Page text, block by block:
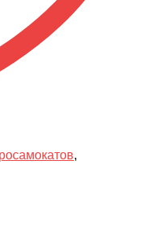
,